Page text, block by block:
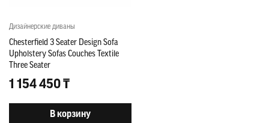
Дизайнерские диваны
Chesterfield 3 Seater Design Sofa
Upholstery Sofas Couches Textile
Three Seater
1 154 450 ₸
В корзину